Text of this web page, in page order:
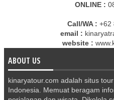
ONLINE :
Call/WA : +62
email :
website :
ABOUT US
kinaryatour.com adalah situs
Indonesia. Memuat beragam